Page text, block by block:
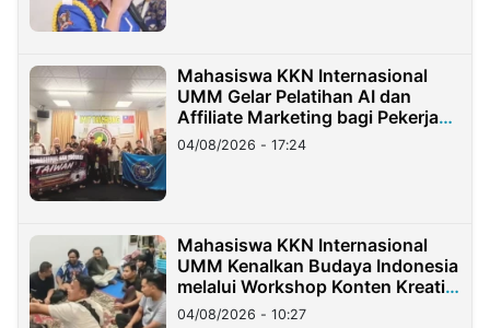
Mahasiswa KKN Internasional
UMM Gelar Pelatihan AI dan
Affiliate Marketing bagi Pekerja
Migran Indonesia di Taiwan
04/08/2026 - 17:24
Mahasiswa KKN Internasional
UMM Kenalkan Budaya Indonesia
melalui Workshop Konten Kreatif
di Taiwan
04/08/2026 - 10:27